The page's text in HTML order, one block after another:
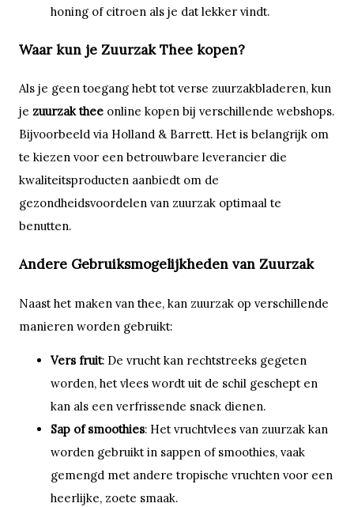
honing of citroen als je dat lekker vindt.
Waar kun je Zuurzak Thee kopen?
Als je geen toegang hebt tot verse zuurzakbladeren, kun
je zuurzak thee online kopen bij verschillende webshops.
Bijvoorbeeld via Holland & Barrett. Het is belangrijk om
te kiezen voor een betrouwbare leverancier die
kwaliteitsproducten aanbiedt om de
gezondheidsvoordelen van zuurzak optimaal te
benutten.
Andere Gebruiksmogelijkheden van Zuurzak
Naast het maken van thee, kan zuurzak op verschillende
manieren worden gebruikt:
Vers fruit: De vrucht kan rechtstreeks gegeten
worden, het vlees wordt uit de schil geschept en
kan als een verfrissende snack dienen.
Sap of smoothies: Het vruchtvlees van zuurzak kan
worden gebruikt in sappen of smoothies, vaak
gemengd met andere tropische vruchten voor een
heerlijke, zoete smaak.